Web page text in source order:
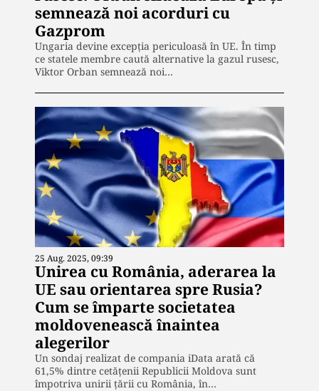
semnează noi acorduri cu
Gazprom
Ungaria devine excepția periculoasă în UE. În timp
ce statele membre caută alternative la gazul rusesc,
Viktor Orban semnează noi…
25 Aug. 2025, 09:39
Unirea cu România, aderarea la
UE sau orientarea spre Rusia?
Cum se împarte societatea
moldovenească înaintea
alegerilor
Un sondaj realizat de compania iData arată că
61,5% dintre cetățenii Republicii Moldova sunt
împotriva unirii țării cu România, în…